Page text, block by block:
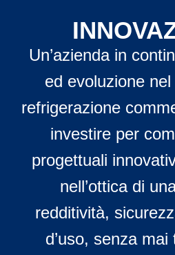
Un’azienda in
ed evoluzione
refrigerazione
investire per
progettuali
nell’ottica di
redditività,
d’uso, senza